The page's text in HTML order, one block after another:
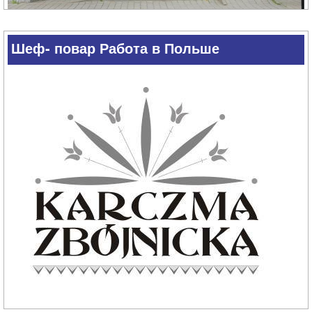
/ whatsapp / viber+48 781 856 791
Помощник на кухне Польша
Помощник на кухне Польша. Наш ресторан принял
участие в телепрограмме
«Кухонные революции с
Магдой Гесслер», после которой наш ресторан стал
чрезвычайно популярным.
Помощник по кухне – женщина, мужчина
ТРЕБОВАНИЯ – опыт работы на кухне
– знание польского языка на коммуникативном уровне
предлагаем проживание, питание, зарплата 12 злотых /
/ whatsapp / viber+48 781 856 791
Шеф- повар Работа в Польше